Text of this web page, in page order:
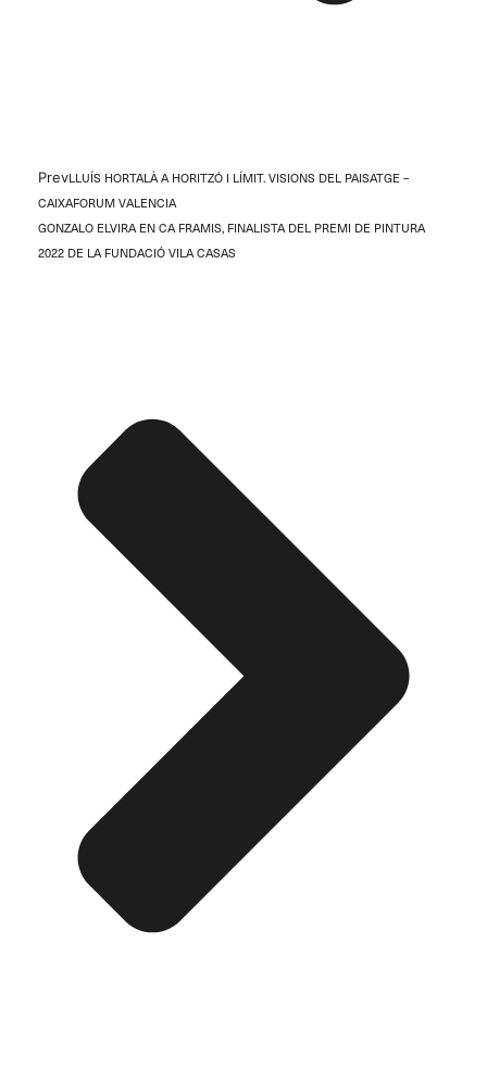
PrevLLUÍS HORTALÀ A HORITZÓ I LÍMIT. VISIONS DEL PAISATGE –
CAIXAFORUM VALENCIA
GONZALO ELVIRA EN CA FRAMIS, FINALISTA DEL PREMI DE PINTURA
2022 DE LA FUNDACIÓ VILA CASAS